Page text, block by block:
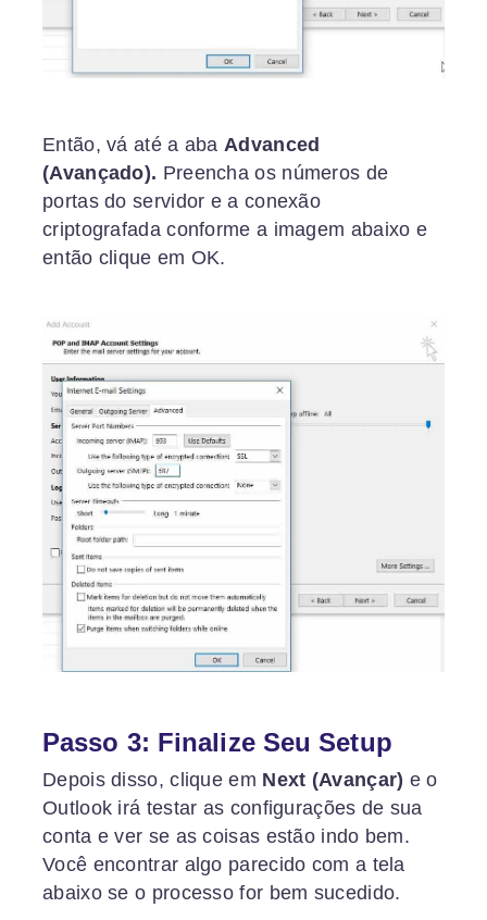
Então, vá até a aba Advanced
(Avançado). Preencha os números de
portas do servidor e a conexão
criptografada conforme a imagem abaixo e
então clique em OK.
Passo 3: Finalize Seu Setup
Depois disso, clique em Next (Avançar) e o
Outlook irá testar as configurações de sua
conta e ver se as coisas estão indo bem.
Você encontrar algo parecido com a tela
abaixo se o processo for bem sucedido.